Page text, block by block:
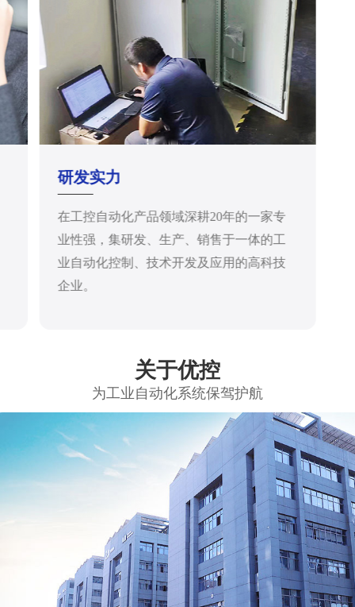
研发实力
在工控自动化产品领域深耕20年的一家专
业性强，集研发、生产、销售于一体的工
业自动化控制、技术开发及应用的高科技
企业。
关于优控
为工业自动化系统保驾护航